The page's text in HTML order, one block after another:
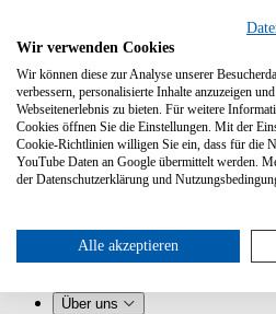
Leistungen
VLB kennenlernen
Für Selfpublisher
Für Dienstleister
Über uns
Wir verwenden Cookies
Wir können diese zur Analyse unserer
verbessern, personalisierte Inhalte anzuzeigen
Webseitenerlebnis zu bieten. Für weitere
Cookies öffnen Sie die Einstellungen. Mit der
Cookie-Richtlinien willigen Sie ein, dass für die
YouTube Daten an Google übermittelt werden.
der Datenschutzerklärung und
Alle akzeptieren